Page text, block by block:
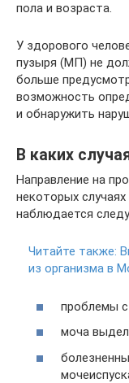
пола и возраста.
У здорового
пузыря (МП) не
больше
возможность
и обнаружить
В каких
Направление на
некоторых
наблюдается
Читайте также:
из организма в
проблемы с
моча